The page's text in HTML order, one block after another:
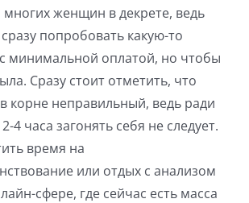
женщин в декрете, ведь
попробовать какую-то
минимальной оплатой, но чтобы
Сразу стоит отметить, что
корне неправильный, ведь ради
4 часа загонять себя не следует.
время на
или отдых с анализом
сфере, где сейчас есть масса